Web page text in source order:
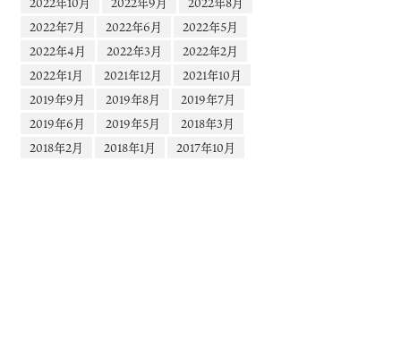
2022年7月
2022年6月
2022年5月
2022年4月
2022年3月
2022年2月
2022年1月
2021年12月
2021年10月
2019年9月
2019年8月
2019年7月
2019年6月
2019年5月
2018年3月
2018年2月
2018年1月 2017年10月